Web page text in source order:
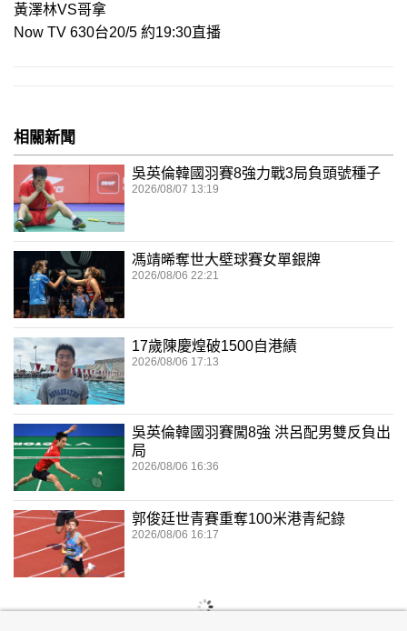
黃澤林VS哥拿
Now TV 630台20/5 約19:30直播
相關新聞
吳英倫韓國羽賽8強力戰3局負頭號種子
2026/08/07 13:19
馮靖晞奪世大壁球賽女單銀牌
2026/08/06 22:21
17歲陳慶煌破1500自港績
2026/08/06 17:13
吳英倫韓國羽賽闖8強 洪呂配男雙反負出
局
2026/08/06 16:36
郭俊廷世青賽重奪100米港青紀錄
2026/08/06 16:17